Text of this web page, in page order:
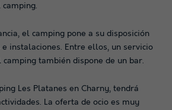
el camping pone a su disposición
instalaciones. Entre ellos, un servicio
camping también dispone de un bar.
Les Platanes en Charny, tendrá
La oferta de ocio es muy